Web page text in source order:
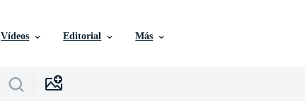
Vídeos Editorial Más